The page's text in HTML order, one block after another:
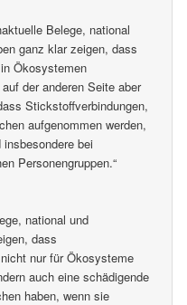
Belege, national
ganz klar zeigen, dass
Ökosystemen
der anderen Seite aber
Stickstoffverbindungen,
aufgenommen werden,
bei
Personengruppen.“
national und
dass
nur für Ökosysteme
auch eine schädigende
haben, wenn sie